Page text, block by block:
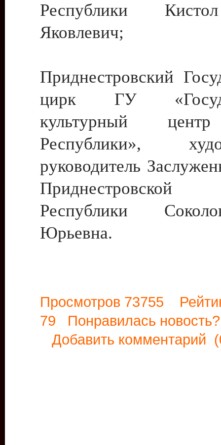
Республики
Яковлевич;
Приднестровский
цирк ГУ
культурный
Республики»,
руководитель
Приднестровской
Республики
Юрьевна.
Просмотров 73755
79 Понравилась
Добавить комментарий